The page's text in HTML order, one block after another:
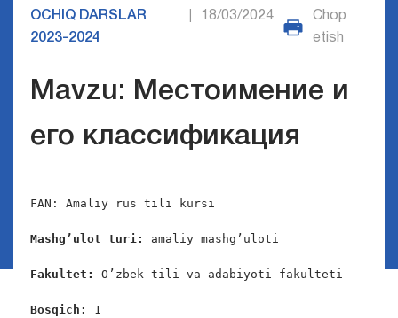
OCHIQ DARSLAR
2023-2024
18/03/2024
Chop
etish
Mavzu: Местоимение и
его классификация
FAN: Amaliy rus tili kursi
Mashg’ulot turi: amaliy mashg’uloti
Fakultet: O’zbek tili va adabiyoti fakulteti
Bosqich: 1